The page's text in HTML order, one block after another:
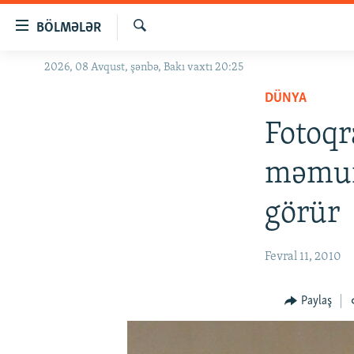
BÖLMƏLƏR
GÜNDƏM
Axtar
2026, 08 Avqust, şənbə, Bakı vaxtı 20:25
DÜNYA
görür
Fevral 11, 2010
Paylaş